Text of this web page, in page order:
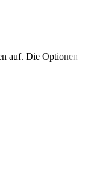
auf. Die Optionen